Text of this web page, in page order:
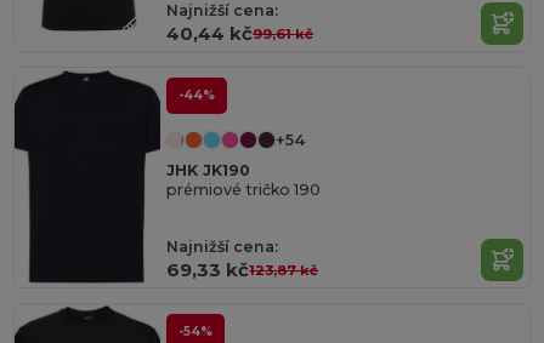
Najnižší cena:
40,44 kč99,61 kč
-44%
+54
JHK JK190
prémiové tričko 190
Najnižší cena:
69,33 kč123,87 kč
-54%